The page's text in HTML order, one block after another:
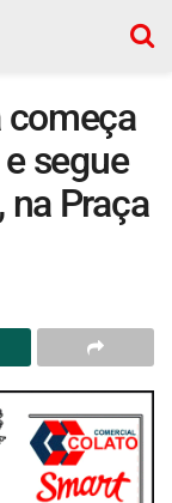
começa
segue
Praça